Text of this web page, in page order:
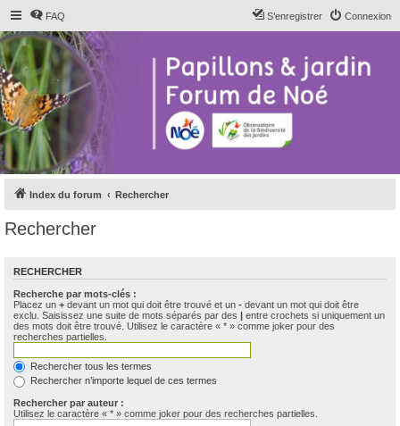
FAQ Connexion
S’enregistrer
Index du forum Rechercher
Rechercher
RECHERCHER
Recherche par mots-clés :
Placez un + devant un mot qui doit être trouvé et un - devant un mot qui doit être
exclu. Saisissez une suite de mots séparés par des | entre crochets si uniquement un
des mots doit être trouvé. Utilisez le caractère « * » comme joker pour des
recherches partielles.
Rechercher tous les termes
Rechercher n’importe lequel de ces termes
Rechercher par auteur :
Utilisez le caractère « * » comme joker pour des recherches partielles.